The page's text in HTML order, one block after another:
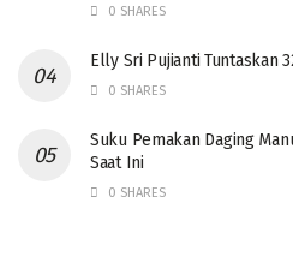
0 SHARES
Elly Sri Pujianti Tuntaskan
0 SHARES
‎Suku Pemakan Daging
Saat Ini
0 SHARES